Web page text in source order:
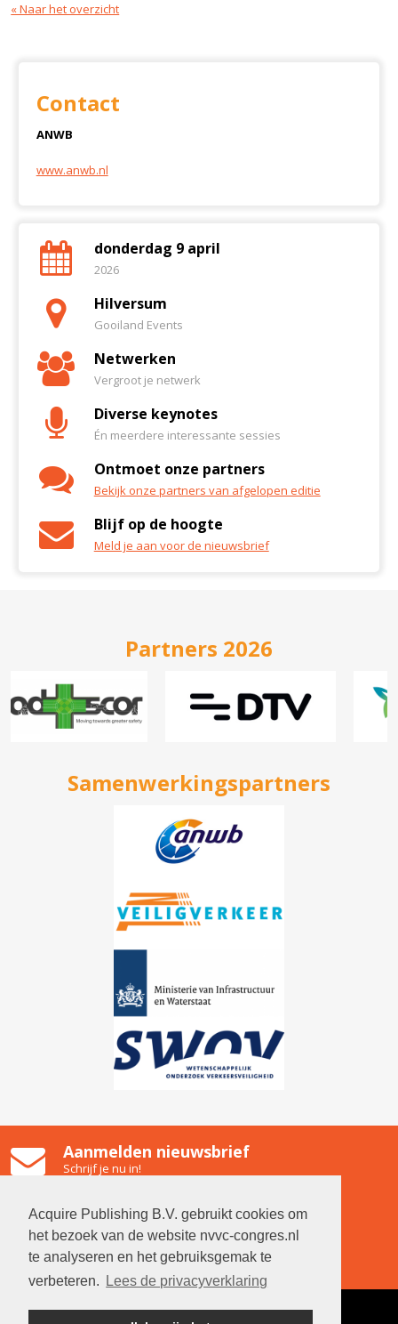
Acquire Publishing B.V. gebruikt cookies om
het bezoek van de website nvvc-congres.nl
te analyseren en het gebruiksgemak te
verbeteren.
Lees de privacyverklaring
« Naar het overzicht
Contact
ANWB
www.anwb.nl
donderdag 9 april
2026
Hilversum
Gooiland Events
Netwerken
Vergroot je netwerk
Diverse keynotes
Én meerdere interessante sessies
Ontmoet onze partners
Bekijk onze partners van afgelopen editie
Blijf op de hoogte
Meld je aan voor de nieuwsbrief
Partners 2026
Samenwerkingspartners
Aanmelden nieuwsbrief
Schrijf je nu in!
Emmastraat 2, 1211 NG Hilversum
Contact
Neem contact op met de organisatie